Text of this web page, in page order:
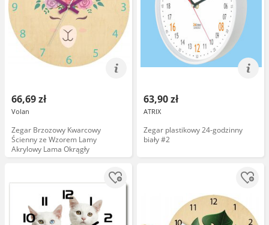
66,69 zł
Volan
Zegar Brzozowy Kwarcowy
Ścienny ze Wzorem Lamy
Akrylowy Lama Okrągły
63,90 zł
ATRIX
Zegar plastikowy 24-godzinny
biały #2